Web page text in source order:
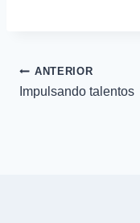
Navegación
ANTERIOR
Impulsando talentos